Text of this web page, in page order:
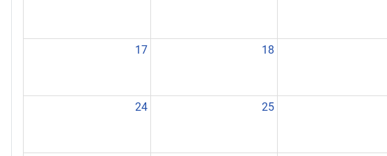
17 18
24 25